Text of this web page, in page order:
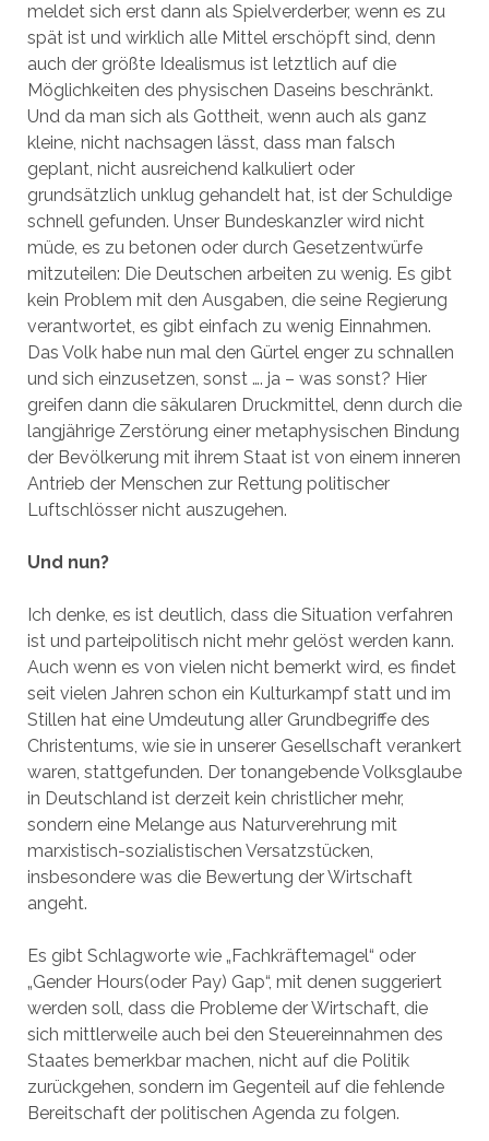
meldet sich erst dann als Spielverderber, wenn es zu
spät ist und wirklich alle Mittel erschöpft sind, denn
auch der größte Idealismus ist letztlich auf die
Möglichkeiten des physischen Daseins beschränkt.
Und da man sich als Gottheit, wenn auch als ganz
kleine, nicht nachsagen lässt, dass man falsch
geplant, nicht ausreichend kalkuliert oder
grundsätzlich unklug gehandelt hat, ist der Schuldige
schnell gefunden. Unser Bundeskanzler wird nicht
müde, es zu betonen oder durch Gesetzentwürfe
mitzuteilen: Die Deutschen arbeiten zu wenig. Es gibt
kein Problem mit den Ausgaben, die seine Regierung
verantwortet, es gibt einfach zu wenig Einnahmen.
Das Volk habe nun mal den Gürtel enger zu schnallen
und sich einzusetzen, sonst …. ja – was sonst? Hier
greifen dann die säkularen Druckmittel, denn durch die
langjährige Zerstörung einer metaphysischen Bindung
der Bevölkerung mit ihrem Staat ist von einem inneren
Antrieb der Menschen zur Rettung politischer
Luftschlösser nicht auszugehen.
Und nun?
Ich denke, es ist deutlich, dass die Situation verfahren
ist und parteipolitisch nicht mehr gelöst werden kann.
Auch wenn es von vielen nicht bemerkt wird, es findet
seit vielen Jahren schon ein Kulturkampf statt und im
Stillen hat eine Umdeutung aller Grundbegriffe des
Christentums, wie sie in unserer Gesellschaft verankert
waren, stattgefunden. Der tonangebende Volksglaube
in Deutschland ist derzeit kein christlicher mehr,
sondern eine Melange aus Naturverehrung mit
marxistisch-sozialistischen Versatzstücken,
insbesondere was die Bewertung der Wirtschaft
angeht.
Es gibt Schlagworte wie „Fachkräftemagel“ oder
„Gender Hours(oder Pay) Gap“, mit denen suggeriert
werden soll, dass die Probleme der Wirtschaft, die
sich mittlerweile auch bei den Steuereinnahmen des
Staates bemerkbar machen, nicht auf die Politik
zurückgehen, sondern im Gegenteil auf die fehlende
Bereitschaft der politischen Agenda zu folgen.